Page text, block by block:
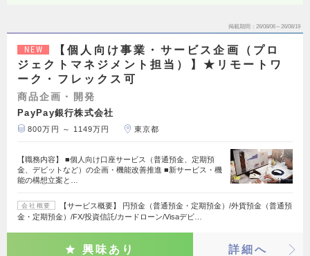
掲載期間 26/08/06～26/08/19
NEW
【個人向け事業・サービス企画（プロ
ジェクトマネジメント担当）】★リモートワ
ーク・フレックス可
商品企画・開発
PayPay銀行株式会社
800万円 ～ 1149万円 東京都
【職務内容】 ■個人向け口座サービス（普通預金、定期預
金、デビットなど）の企画・機能改善推進 ■新サービス・機
能の構想立案と…
会社概要
【サービス概要】 円預金（普通預金・定期預金）/外貨預金（普通預
金・定期預金）/FX/投資信託/カードローン/Visaデビ…
興味あり 詳細へ